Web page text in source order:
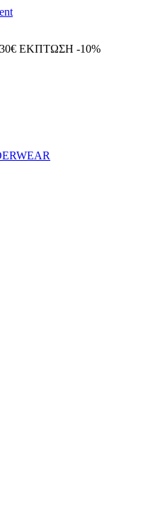
ΕΚΠΤΩΣΗ -10%